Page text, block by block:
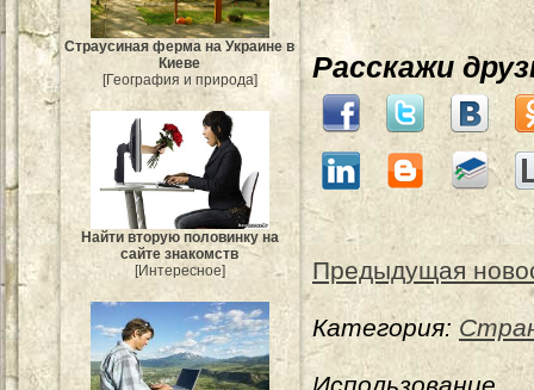
Страусиная ферма на Украине в
Киеве
[География и природа]
Найти вторую половинку на
сайте знакомств
[Интересное]
Расскажи
Предыдущая
Категория: